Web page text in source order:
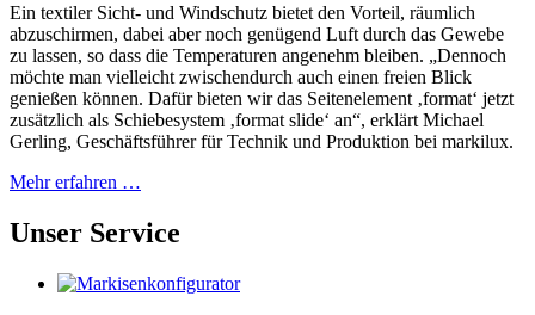
Ein textiler Sicht- und Windschutz bietet den Vorteil, räumlich
abzuschirmen, dabei aber noch genügend Luft durch das Gewebe
zu lassen, so dass die Temperaturen angenehm bleiben. „Dennoch
möchte man vielleicht zwischendurch auch einen freien Blick
genießen können. Dafür bieten wir das Seitenelement ‚format‘ jetzt
zusätzlich als Schiebesystem ‚format slide‘ an“, erklärt Michael
Gerling, Geschäftsführer für Technik und Produktion bei markilux.
Mehr erfahren …
Unser Service